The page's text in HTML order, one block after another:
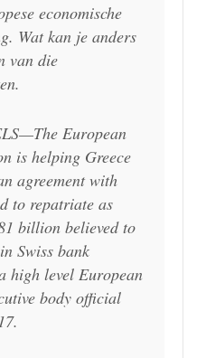
economische
Wat kan je anders
van die
European
is helping Greece
agreement with
to repatriate as
billion believed to
Swiss bank
high level European
body official